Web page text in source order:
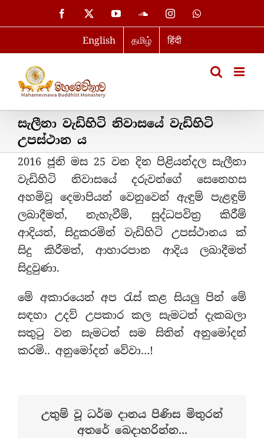
to
Facebook YouTubeSoundCloud
InstagramWhatsApp
English தமிழ் हिंदी
සැලීනා වැඩිහිටි නිවාසයේ වැඩිහිටි
උපස්ථාන ය
2016 ජූනි මස 25 වන දින පිළියන්දල සැලීනා
වැඩිහිටි නිවාසයේ දරුවන්ගේ සෙනෙහස
අහමිවූ දෙමාපියන් වෙනුවෙන් ඇඳුම් පැළඳුම්
ලබාදීමත්, නැහැවීම්, සුද්ධපවිත‍්‍ර කිරීම්
ආදියත්, සිදුකරමින් වැඩිහිටි උපස්ථානය ක්
සිදු කිරීමත්, ආහාරපාන ආදිය ලබාදීමත්
සිදුවුණා.
මේ අකාරයෙන් අප ‍රැස් කළ සියලු පින් මේ
සඳහා උදව් උපකාර කල සැමටත් දැකබලා
සතු‍ටු වන සැමටත් සම සිතින් අනුමෝදන්
කරමි.. අනුමෝදන් වේවා…!
උතුම් වූ ධර්ම දානය පිණිස මිතුරන්
අතරේ බෙදාහරින්න...